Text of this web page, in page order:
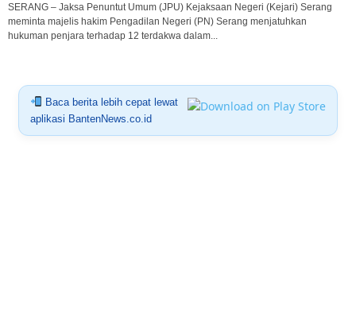
SERANG – Jaksa Penuntut Umum (JPU) Kejaksaan Negeri (Kejari) Serang
meminta majelis hakim Pengadilan Negeri (PN) Serang menjatuhkan
hukuman penjara terhadap 12 terdakwa dalam...
Baca berita lebih cepat lewat
aplikasi BantenNews.co.id